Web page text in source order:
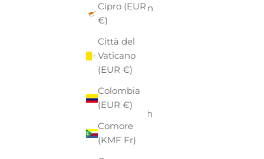
Cipro (EUR
€)
Città del
Vaticano
(EUR €)
Colombia
(EUR €)
Comore
(KMF Fr)
Azerbaigian
Bahamas
(BSD $)
Bahrein
(EUR €)
Bangladesh
(BDT ৳)
Barbados